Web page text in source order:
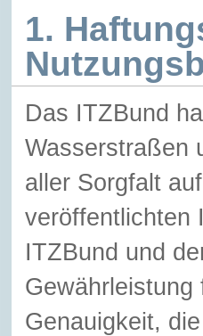
1.
Das ITZBund
Wasserstraßen
aller Sorgfalt
veröffentlichten
ITZBund und
Genauigkeit,